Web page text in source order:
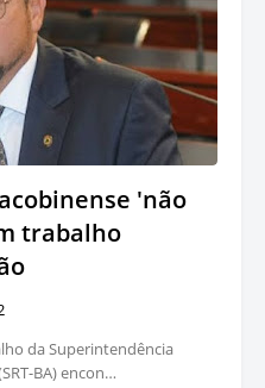
'não
trabalho
da Superintendência
BA) encon…